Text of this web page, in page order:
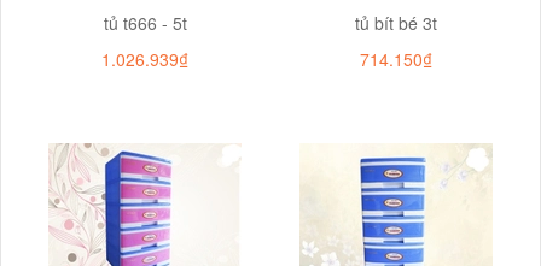
tủ t666 - 5t
1.026.939₫
tủ bít bé 3t
714.150₫